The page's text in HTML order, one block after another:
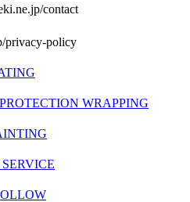
contact
privacy-policy
PROTECTION WRAPPING